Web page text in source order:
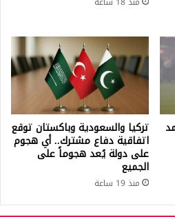
تركيا والسعودية وباكستان توقع
اتفاقية دفاع مشترك.. أي هجوم
على دولة يُعد هجوماً على
الجميع
منذ 19 ساعة